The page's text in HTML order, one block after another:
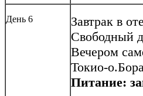
День 6
Завтрак в
Свободный
Вечером
Токио-
Питание: